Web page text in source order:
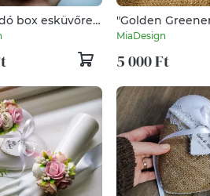
box esküvőre,
bármely
"Golden
esküvői
MiaDesign
5 000 Ft